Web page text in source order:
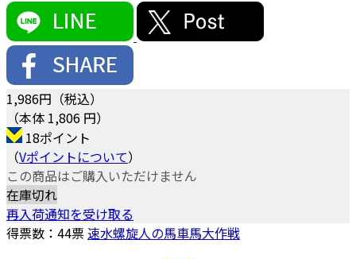
1,986円（税込）
（本体 1,806 円）
18ポイント
（Vポイントについて）
この商品はご購入いただけません
在庫切れ
再入荷通知を受け取る
得票数： 44票速水螺旋人の馬車馬大作戦